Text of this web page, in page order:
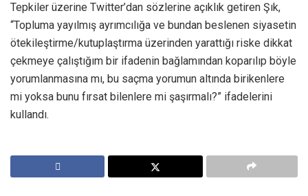
Tepkiler üzerine Twitter’dan sözlerine açıklık getiren Şık,
“Topluma yayılmış ayrımcılığa ve bundan beslenen siyasetin
ötekileştirme/kutuplaştırma üzerinden yarattığı riske dikkat
çekmeye çalıştığım bir ifadenin bağlamından koparılıp böyle
yorumlanmasına mı, bu saçma yorumun altında birikenlere
mi yoksa bunu fırsat bilenlere mi şaşırmalı?” ifadelerini
kullandı.